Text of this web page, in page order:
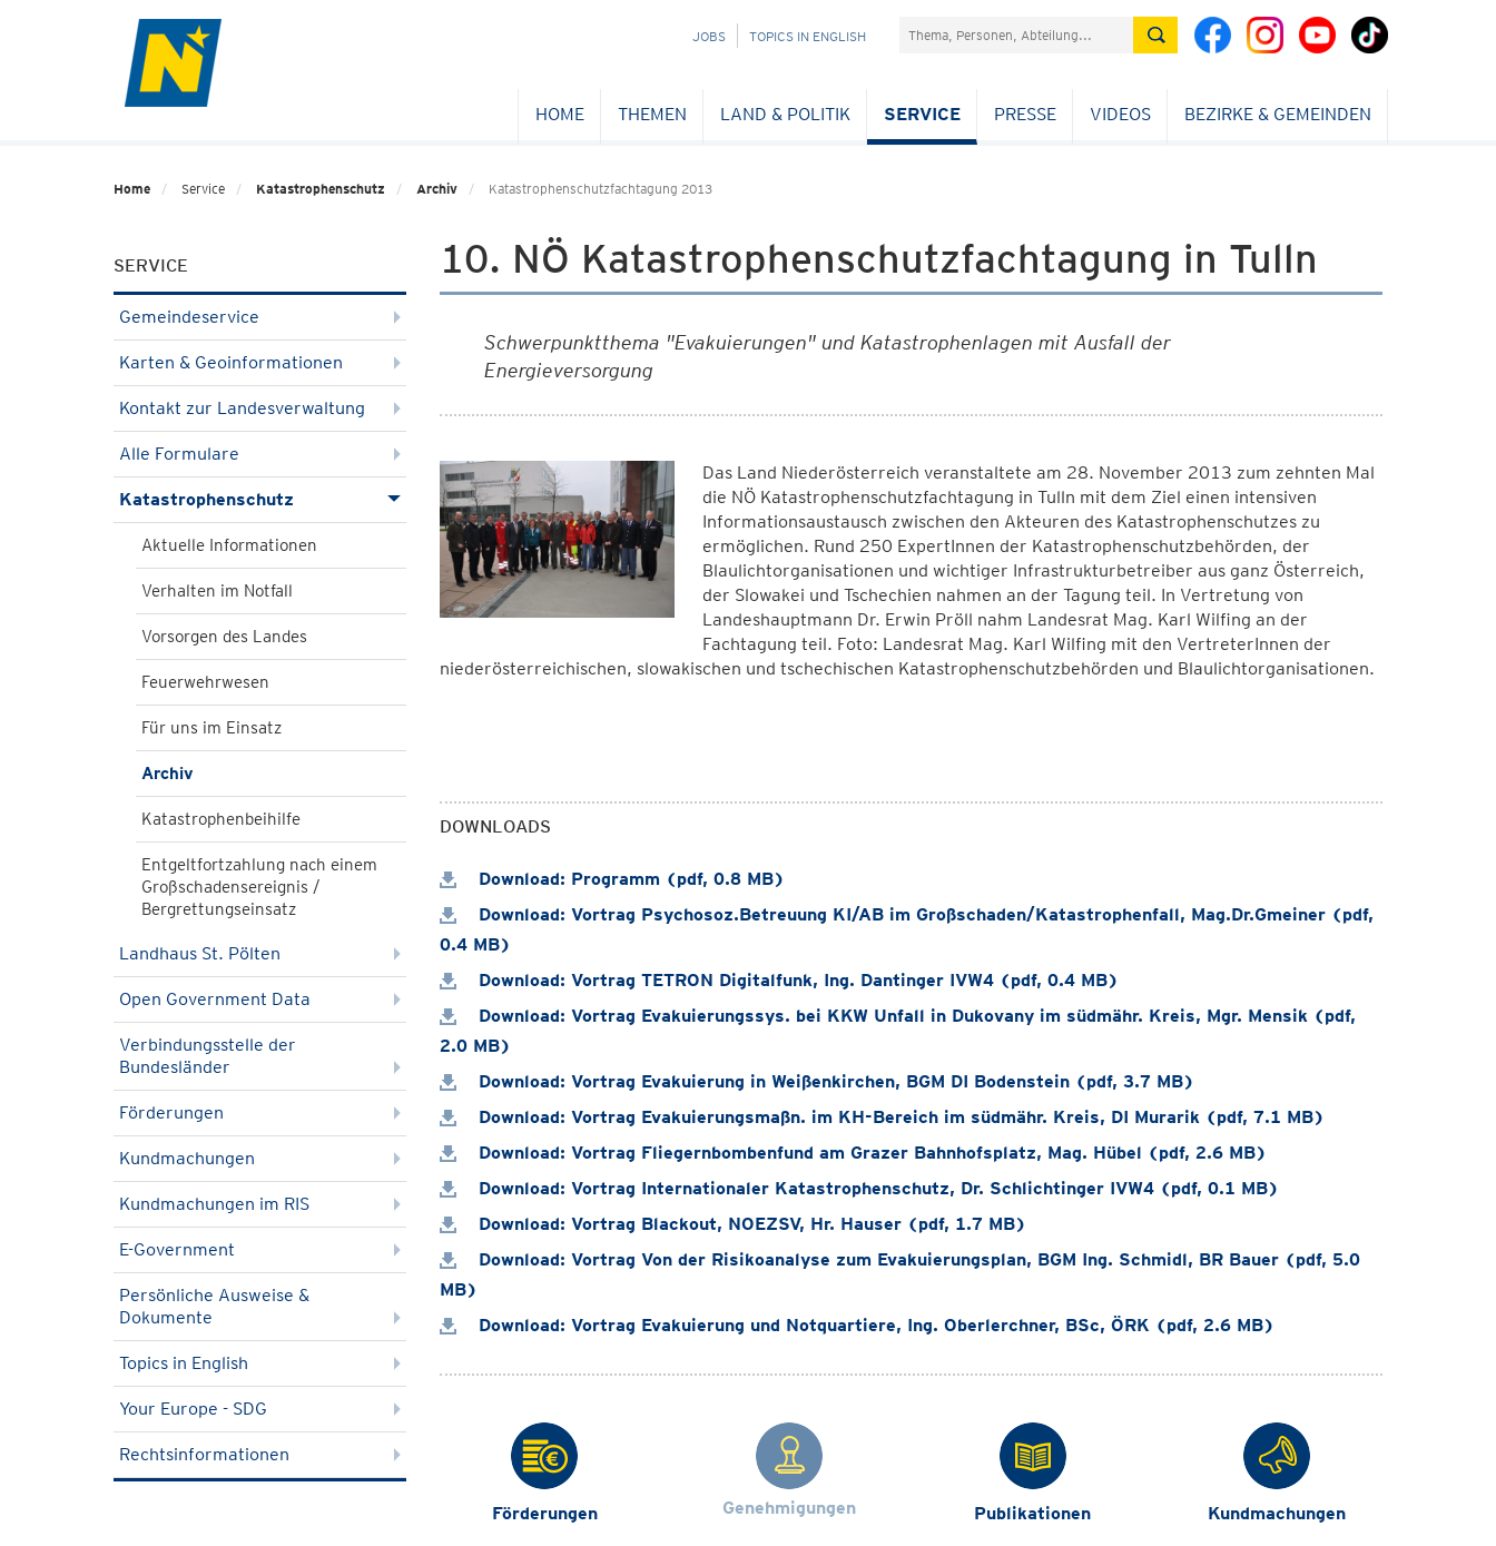
NAVIGATION
JOBS TOPICS IN ENGLISH Suchefeld
HOME THEMEN LAND & POLITIK SERVICE PRESSE VIDEOS BEZIRKE & GEMEINDEN
Home Service Katastrophenschutz Archiv Katastrophenschutzfachtagung 2013
SERVICE
Gemeindeservice
Karten & Geoinformationen
Kontakt zur Landesverwaltung
Alle Formulare
Katastrophenschutz
Aktuelle Informationen
Verhalten im Notfall
Vorsorgen des Landes
Feuerwehrwesen
Für uns im Einsatz
Archiv
Katastrophenbeihilfe
Entgeltfortzahlung nach einem
Großschadensereignis /
Bergrettungseinsatz
Landhaus St. Pölten
Open Government Data
Verbindungsstelle der
Bundesländer
Förderungen
Kundmachungen
Kundmachungen im RIS
E-Government
Persönliche Ausweise &
Dokumente
Topics in English
Your Europe - SDG
Rechtsinformationen
10. NÖ Katastrophenschutzfachtagung in Tulln
Schwerpunktthema "Evakuierungen" und Katastrophenlagen mit Ausfall der
Energieversorgung
Das Land Niederösterreich veranstaltete am 28. November 2013 zum zehnten Mal
die NÖ Katastrophenschutzfachtagung in Tulln mit dem Ziel einen intensiven
Informationsaustausch zwischen den Akteuren des Katastrophenschutzes zu
ermöglichen. Rund 250 ExpertInnen der Katastrophenschutzbehörden, der
Blaulichtorganisationen und wichtiger Infrastrukturbetreiber aus ganz Österreich,
der Slowakei und Tschechien nahmen an der Tagung teil. In Vertretung von
Landeshauptmann Dr. Erwin Pröll nahm Landesrat Mag. Karl Wilfing an der
Fachtagung teil. Foto: Landesrat Mag. Karl Wilfing mit den VertreterInnen der
niederösterreichischen, slowakischen und tschechischen Katastrophenschutzbehörden und Blaulichtorganisationen.
DOWNLOADS
Download: Programm (pdf, 0.8 MB)
Download: Vortrag Psychosoz.Betreuung KI/AB im Großschaden/Katastrophenfall, Mag.Dr.Gmeiner (pdf,
0.4 MB)
Download: Vortrag TETRON Digitalfunk, Ing. Dantinger IVW4 (pdf, 0.4 MB)
Download: Vortrag Evakuierungssys. bei KKW Unfall in Dukovany im südmähr. Kreis, Mgr. Mensik (pdf,
2.0 MB)
Download: Vortrag Evakuierung in Weißenkirchen, BGM DI Bodenstein (pdf, 3.7 MB)
Download: Vortrag Evakuierungsmaßn. im KH-Bereich im südmähr. Kreis, DI Murarik (pdf, 7.1 MB)
Download: Vortrag Fliegernbombenfund am Grazer Bahnhofsplatz, Mag. Hübel (pdf, 2.6 MB)
Download: Vortrag Internationaler Katastrophenschutz, Dr. Schlichtinger IVW4 (pdf, 0.1 MB)
Download: Vortrag Blackout, NOEZSV, Hr. Hauser (pdf, 1.7 MB)
Download: Vortrag Von der Risikoanalyse zum Evakuierungsplan, BGM Ing. Schmidl, BR Bauer (pdf, 5.0
MB)
Download: Vortrag Evakuierung und Notquartiere, Ing. Oberlerchner, BSc, ÖRK (pdf, 2.6 MB)
Förderungen Genehmigungen Publikationen Kundmachungen